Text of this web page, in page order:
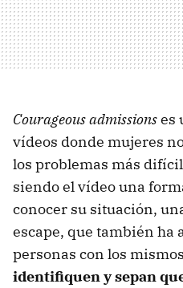
Courageous admissionses
vídeos donde mujeres
los problemas más
siendo el vídeo una
conocer su situación,
escape, que también ha
personas con los
identifiquen y sepan